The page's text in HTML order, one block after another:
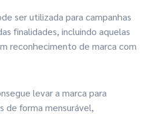
ser utilizada para campanhas
finalidades, incluindo aquelas
reconhecimento de marca com
levar a marca para
de forma mensurável,